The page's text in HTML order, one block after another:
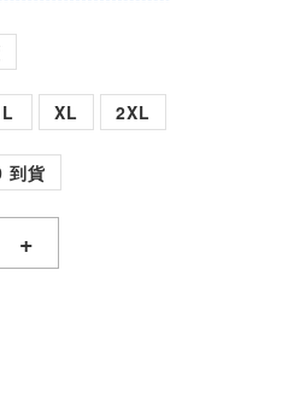
L XL 2XL
到貨
+